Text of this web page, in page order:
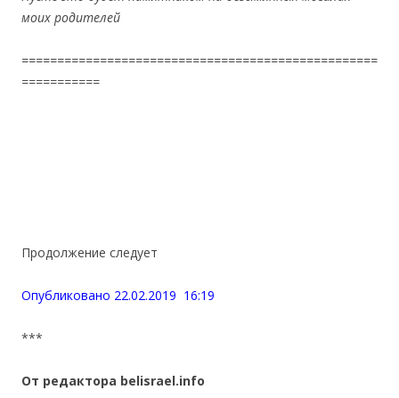
моих родителей
==================================================
===========
Продолжение следует
Опубликовано 22.02.2019 16:19
***
От редактора belisrael.info